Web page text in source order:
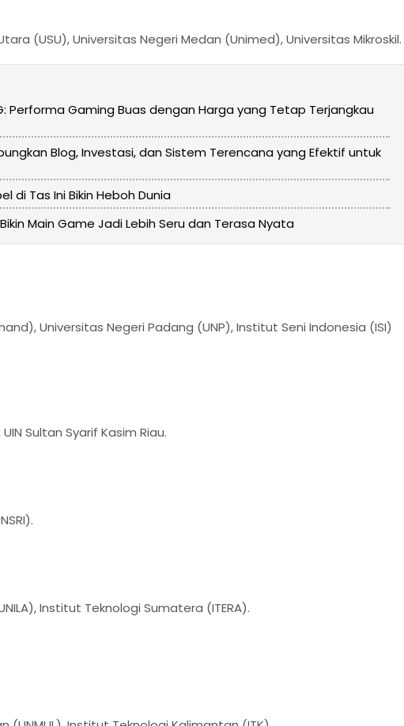
(USU), Universitas Negeri Medan (Unimed), Universitas Mikroskil.
Performa Gaming Buas dengan Harga yang Tetap Terjangkau
Blog, Investasi, dan Sistem Terencana yang Efektif untuk
di Tas Ini Bikin Heboh Dunia
Main Game Jadi Lebih Seru dan Terasa Nyata
Universitas Negeri Padang (UNP), Institut Seni Indonesia (ISI)
Sultan Syarif Kasim Riau.
Institut Teknologi Sumatera (ITERA).